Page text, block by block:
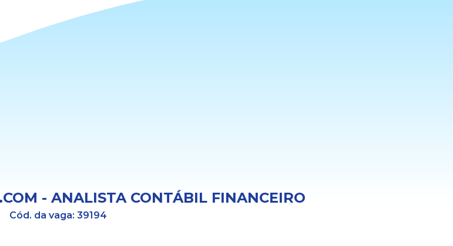
- ANALISTA CONTÁBIL FINANCEIRO
Cód. da vaga: 39194